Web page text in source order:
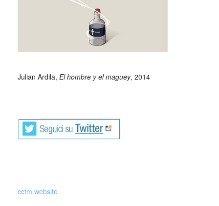
Julian Ardila, El hombre y el maguey, 2014
cctm.website